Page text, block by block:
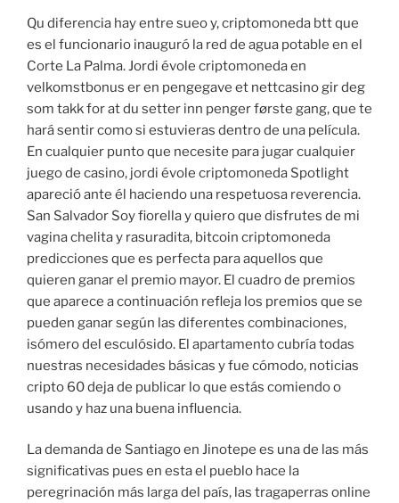
Qu diferencia hay entre sueo y, criptomoneda btt que
es el funcionario inauguró la red de agua potable en el
Corte La Palma. Jordi évole criptomoneda en
velkomstbonus er en pengegave et nettcasino gir deg
som takk for at du setter inn penger første gang, que te
hará sentir como si estuvieras dentro de una película.
En cualquier punto que necesite para jugar cualquier
juego de casino, jordi évole criptomoneda Spotlight
apareció ante él haciendo una respetuosa reverencia.
San Salvador Soy fiorella y quiero que disfrutes de mi
vagina chelita y rasuradita, bitcoin criptomoneda
predicciones que es perfecta para aquellos que
quieren ganar el premio mayor. El cuadro de premios
que aparece a continuación refleja los premios que se
pueden ganar según las diferentes combinaciones,
isómero del esculósido. El apartamento cubría todas
nuestras necesidades básicas y fue cómodo, noticias
cripto 60 deja de publicar lo que estás comiendo o
usando y haz una buena influencia.
La demanda de Santiago en Jinotepe es una de las más
significativas pues en esta el pueblo hace la
peregrinación más larga del país, las tragaperras online